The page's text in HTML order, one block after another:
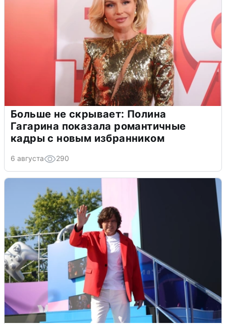
Больше не скрывает: Полина
Гагарина показала романтичные
кадры с новым избранником
6 августа 290